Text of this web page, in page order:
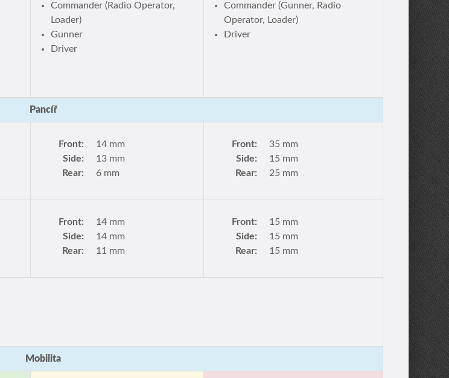
Commander (Radio Operator,
Loader)
Gunner
Driver
Commander (Gunner, Radio
Operator, Loader)
Driver
Pancíř
Front:
14 mm
Side:
13 mm
Rear:
6 mm
Front:
35 mm
Side:
15 mm
Rear:
25 mm
Front:
14 mm
Side:
14 mm
Rear:
11 mm
Front:
15 mm
Side:
15 mm
Rear:
15 mm
Mobilita